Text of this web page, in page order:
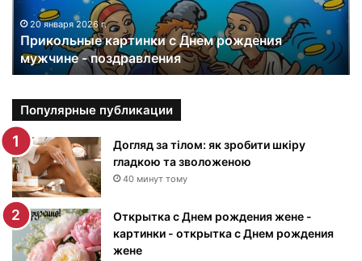
к
т
и
н
к
и
с
Д
н
20 января 2026 г.
Прикольные картинки с Днем рождения
мужчине - поздравления
Популярные публикации
Догляд за тілом: як зробити шкіру
гладкою та зволоженою
40 минут тому
Открытка с Днем рождения жене -
картинки - открытка с Днем рождения
жене